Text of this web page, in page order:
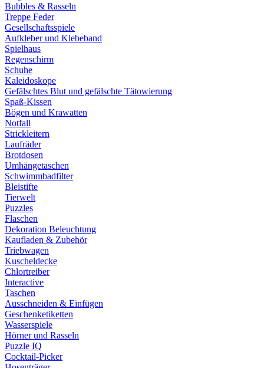
Bubbles & Rasseln
Treppe Feder
Gesellschaftsspiele
Aufkleber und Klebeband
Spielhaus
Regenschirm
Schuhe
Kaleidoskope
Gefälschtes Blut und gefälschte Tätowierung
Spaß-Kissen
Bögen und Krawatten
Notfall
Strickleitern
Laufräder
Brotdosen
Umhängetaschen
Schwimmbadfilter
Bleistifte
Tierwelt
Puzzles
Flaschen
Dekoration Beleuchtung
Kaufladen & Zubehör
Triebwagen
Kuscheldecke
Chlortreiber
Interactive
Taschen
Ausschneiden & Einfügen
Geschenketiketten
Wasserspiele
Hörner und Rasseln
Puzzle IQ
Cocktail-Picker